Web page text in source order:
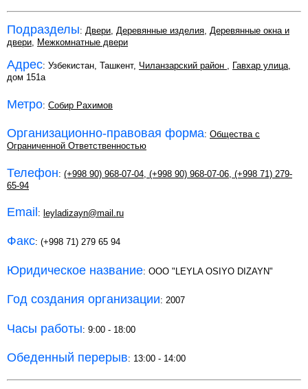
Подразделы: Двери, Деревянные изделия, Деревянные окна и
двери, Межкомнатные двери
Адрес: Узбекистан, Ташкент, Чиланзарский район , Гавхар улица,
дом 151а
Метро: Собир Рахимов
Организационно-правовая форма: Общества с
Ограниченной Ответственностью
Телефон: (+998 90) 968-07-04 (+998 90) 968-07-06 (+998 71) 279-
65-94
Email : leyladizayn@mail.ru
Факс: (+998 71) 279 65 94
Юридическое название: OOO "LEYLA OSIYO DIZAYN"
Год создания организации: 2007
Часы работы: 9:00 - 18:00
Обеденный перерыв: 13:00 - 14:00